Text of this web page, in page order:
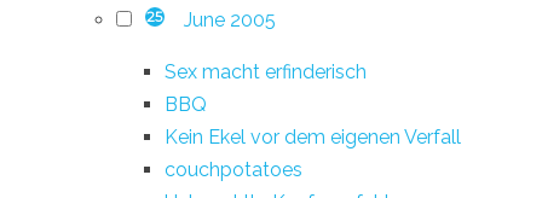
25 June 2005
Sex macht erfinderisch
BBQ
Kein Ekel vor dem eigenen Verfall
couchpotatoes